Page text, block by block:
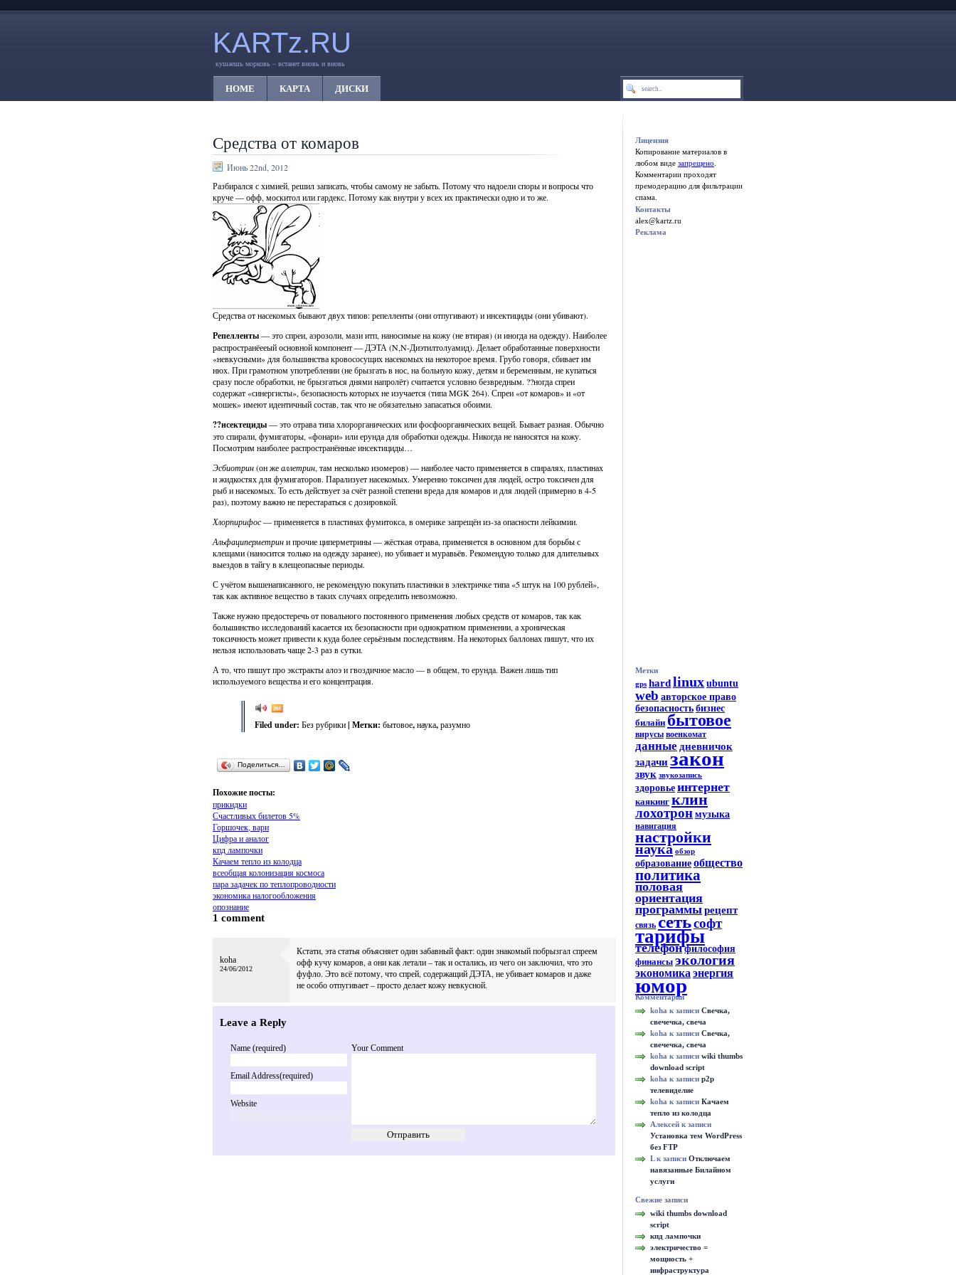
KARTz.RU
кушаешь морковь – встанет вновь и вновь
HOME КАРТА ДИСКИ
Средства от комаров
Июнь 22nd, 2012
Разбирался с химией, решил записать, чтобы самому не забыть. Потому что надоели споры и вопросы что
круче — офф, москитол или гардекс. Потому как внутри у всех их практически одно и то же.
Средства от насекомых бывают двух типов: репелленты (они отпугивают) и инсектициды (они убивают).
Репелленты— это спреи, аэрозоли, мази итп, наносимые на кожу (не втирая) (и иногда на одежду). Наиболее
распространёееый основной компонент — ДЭТА (N,N-Диэтилтолуамид). Делает обработанные поверхности
«невкусными» для большинства кровососущих насекомых на некоторое время. Грубо говоря, сбивает им
нюх. При грамотном употреблении (не брызгать в нос, на больную кожу, детям и беременным, не купаться
сразу после обработки, не брызгаться днями напролёт) считается условно безвредным. ??ногда спреи
содержат «синергисты», безопасность которых не изучается (типа MGK 264). Спреи «от комаров» и «от
мошек» имеют идентичный состав, так что не обязательно запасаться обоими.
??нсектециды— это отрава типа хлорорганических или фосфоорганических вещей. Бывает разная. Обычно
это спирали, фумигаторы, «фонари» или ерунда для обработки одежды. Никогда не наносятся на кожу.
Посмотрим наиболее распространённые инсектициды…
Эсбиотрин(он жеаллетрин, там несколько изомеров) — наиболее часто применяется в спиралях, пластинах
и жидкостях для фумигаторов. Парализует насекомых. Умеренно токсичен для людей, остро токсичен для
рыб и насекомых. То есть действует за счёт разной степени вреда для комаров и для людей (примерно в 4-5
раз), поэтому важно не перестараться с дозировкой.
Хлорпирифос— применяется в пластинах фумитокса, в омерике запрещён из-за опасности лейкимии.
Альфациперметрини прочие циперметрины — жёсткая отрава, применяется в основном для борьбы с
клещами (наносится только на одежду заранее), но убивает и муравьёв. Рекомендую только для длительных
выездов в тайгу в клещеопасные периоды.
С учётом вышенаписанного, не рекомендую покупать пластинки в электричке типа «5 штук на 100 рублей»,
так как активное вещество в таких случаях определить невозможно.
Также нужно предостеречь от повального постоянного применения любых средств от комаров, так как
большинство исследований касается их безопасности при однократном применении, а хроническая
токсичность может привести к куда более серьёзным последствиям. На некоторых баллонах пишут, что их
нельзя использовать чаще 2-3 раз в сутки.
А то, что пишут про экстракты алоэ и гвоздичное масло — в общем, то ерунда. Важен лишь тип
используемого вещества и его концентрация.
Filed under: Без рубрики| Метки: бытовое,наука,разумно
Поделиться…
Похожие посты:
прикидки
Счастливых билетов 5%
Горшочек, вари
Цифра и аналог
кпд лампочки
Качаем тепло из колодца
всеобщая колонизация космоса
пара задачек по теплопроводности
экономика налогообложения
опознание
1 comment
koha
24/06/2012
Кстати, эта статья объясняет один забавный факт: один знакомый побрызгал спреем
офф кучу комаров, а они как летали – так и остались, из чего он заключил, что это
фуфло. Это всё потому, что спрей, содержащий ДЭТА, не убивает комаров и даже
не особо отпугивает – просто делает кожу невкусной.
Leave a Reply
Name (required)
Email Address(required)
Website
Your Comment
Лицензия
Копирование материалов в
любом виде запрещено
Комментарии проходят
премодерацию для фильтрации
спама.
Контакты
alex@kartz.ru
Реклама
Метки
gps hardlinuxubuntu
web авторское право
безопасность бизнес
билайн бытовое
вирусы военкомат
данные дневничок
задачизакон
звук звукозапись
здоровьеинтернет
каякинг клин
лохотрон музыка
навигация
настройки
наука обзор
образование общество
политика
половая
ориентация
программырецепт
связь сетьсофт
тарифы
телефон философия
финансы экология
экономикаэнергия
юмор
Комментарии
koha к записи Свечка,
свечечка, свеча
koha к записи Свечка,
свечечка, свеча
koha к записи wiki thumbs
download script
koha к записи p2p
телевиделие
koha к записи Качаем
тепло из колодца
Алексей к записи
Установка тем WordPress
без FTP
L к записи Отключаем
навязанные Билайном
услуги
Свежие записи
wiki thumbs download
script
кпд лампочки
электричество =
мощность +
инфраструктура